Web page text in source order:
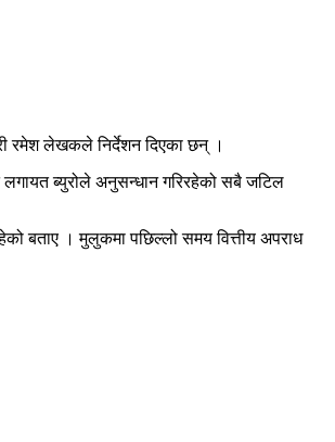
रमेश लेखकले निर्देशन दिएका छन् ।
लगायत ब्युरोले अनुसन्धान गरिरहेको सबै जटिल
बताए । मुलुकमा पछिल्लो समय वित्तीय अपराध